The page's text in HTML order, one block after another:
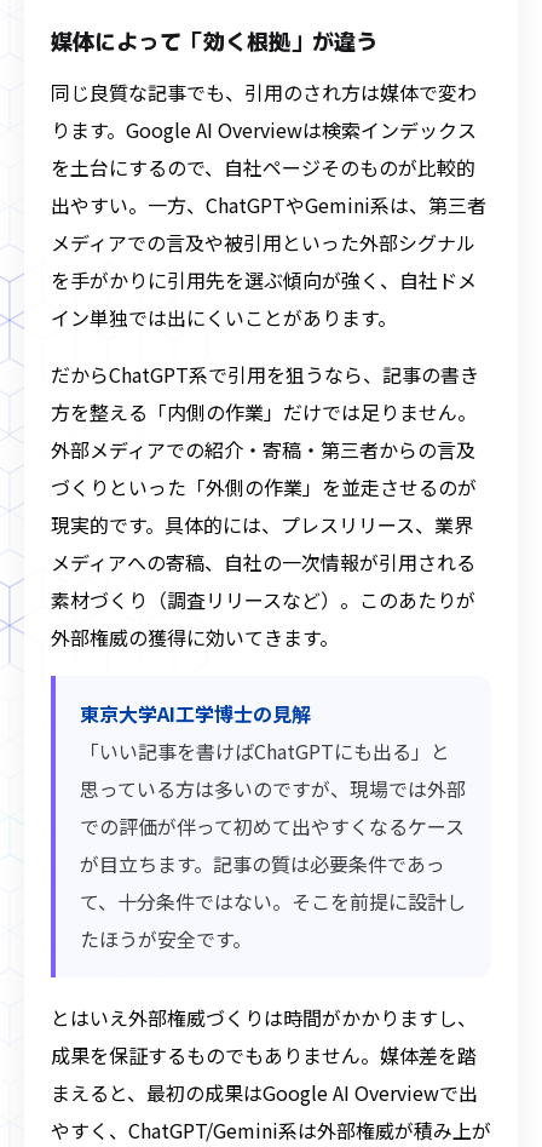
媒体によって「効く根拠」が違う
同じ良質な記事でも、引用のされ方は媒体で変わ
ります。Google AI Overviewは検索インデックス
を土台にするので、自社ページそのものが比較的
出やすい。一方、ChatGPTやGemini系は、第三者
メディアでの言及や被引用といった外部シグナル
を手がかりに引用先を選ぶ傾向が強く、自社ドメ
イン単独では出にくいことがあります。
だからChatGPT系で引用を狙うなら、記事の書き
方を整える「内側の作業」だけでは足りません。
外部メディアでの紹介・寄稿・第三者からの言及
づくりといった「外側の作業」を並走させるのが
現実的です。具体的には、プレスリリース、業界
メディアへの寄稿、自社の一次情報が引用される
素材づくり（調査リリースなど）。このあたりが
外部権威の獲得に効いてきます。
東京大学AI工学博士の見解
「いい記事を書けばChatGPTにも出る」と
思っている方は多いのですが、現場では外部
での評価が伴って初めて出やすくなるケース
が目立ちます。記事の質は必要条件であっ
て、十分条件ではない。そこを前提に設計し
たほうが安全です。
とはいえ外部権威づくりは時間がかかりますし、
成果を保証するものでもありません。媒体差を踏
まえると、最初の成果はGoogle AI Overviewで出
やすく、ChatGPT/Gemini系は外部権威が積み上が